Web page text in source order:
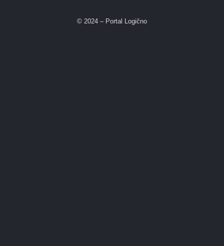
© 2024 – Portal Logično